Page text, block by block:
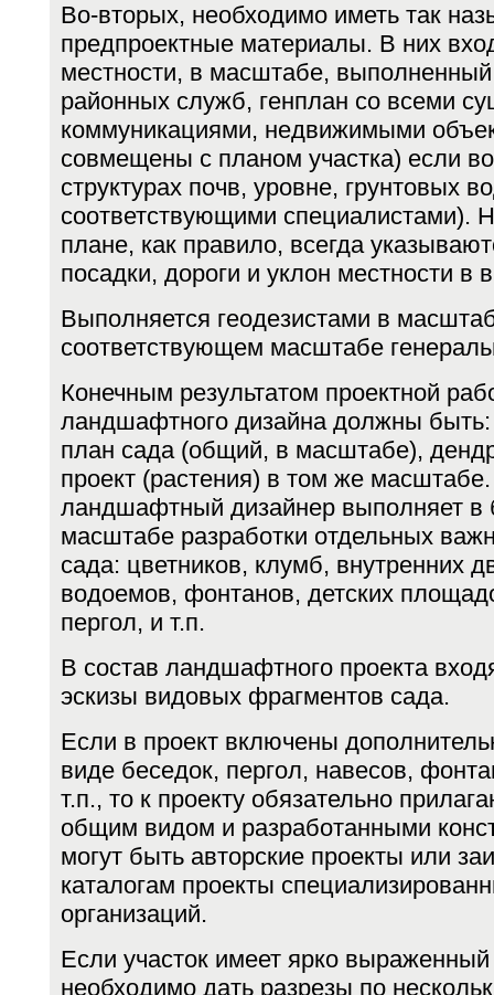
Во-вторых, необходимо иметь так
предпроектные материалы. В них
местности, в масш­табе,
районных служб, генплан со всеми
коммуникациями, недвижимы­ми
совмещены с планом участка) если
структурах почв, уровне, грунто­вых
соответствующими специалистами).
плане, как правило, всегда
посадки, дороги и уклон местности в
Выполняется геодезистами в
соответствующем масштабе
Конечным результатом проектной
ландшафтного дизайна должны быть:
план сада (общий, в масштабе),
проект (растения) в том же
ландшафтный дизайнер выполняет в
масштабе раз­работки отдельных
сада: цветников, клумб, внутренних
водоемов, фонтанов, детских
пергол, и т.п.
В состав ландшафтного проекта
эскизы видовых фраг­ментов сада.
Если в проект включены
виде беседок, пергол, навесов,
т.п., то к проекту обязательно
общим видом и разработанными
могут быть авторс­кие проекты или
каталогам проекты
организаций.
Если участок имеет ярко выраженный
необходимо дать разрезы по